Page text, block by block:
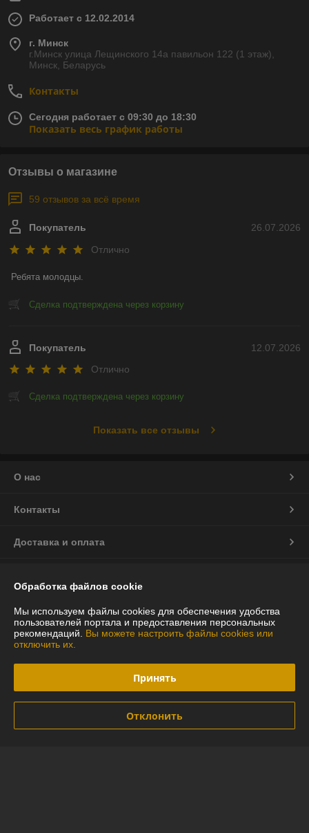
Работает с 12.02.2014
г. Минск
г.Минск улица Лещинского 14а павильон 122 (1 этаж),
Минск, Беларусь
Контакты
Сегодня работает с 09:30 до 18:30
Показать весь график работы
Отзывы о магазине
59 отзывов за всё время
26.07.2026
Покупатель
Отлично
Ребята молодцы.
Сделка подтверждена через корзину
12.07.2026
Покупатель
Отлично
Сделка подтверждена через корзину
Показать все отзывы
О нас
Контакты
Доставка и оплата
Полная версия сайта
Политика обработки cookies
Обработка файлов cookie
Мы используем файлы cookies для обеспечения удобства
пользователей портала и предоставления персональных
рекомендаций. Вы можете настроить файлы cookies или
отключить их.
Принять
Отклонить